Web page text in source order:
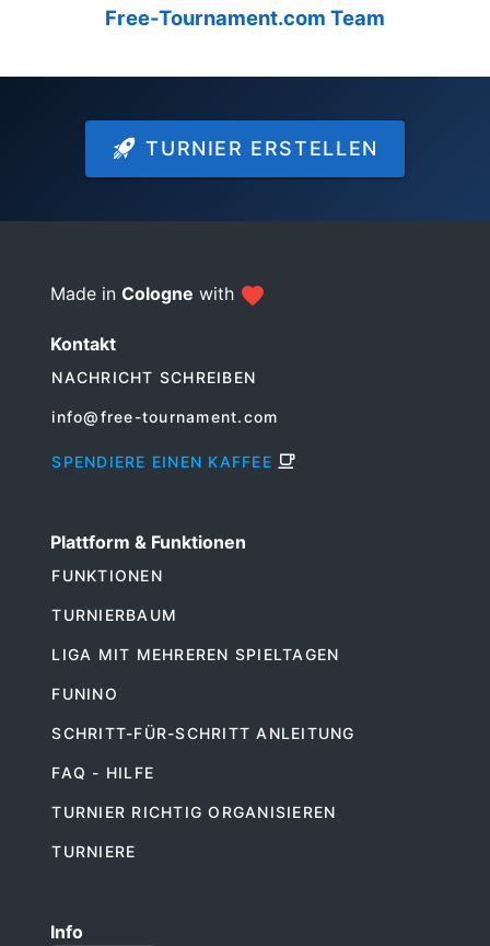
Free-Tournament.com Team
TURNIER ERSTELLEN
Made in Cologne with
Kontakt
NACHRICHT SCHREIBEN
info@free-tournament.com
SPENDIERE EINEN KAFFEE
Plattform & Funktionen
FUNKTIONEN
TURNIERBAUM
LIGA MIT MEHREREN SPIELTAGEN
FUNINO
SCHRITT-FÜR-SCHRITT ANLEITUNG
FAQ - HILFE
TURNIER RICHTIG ORGANISIEREN
TURNIERE
Info